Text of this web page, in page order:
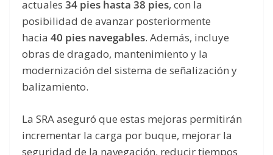
actuales 34 pies hasta 38 pies, con la
posibilidad de avanzar posteriormente
hacia 40 pies navegables. Además, incluye
obras de dragado, mantenimiento y la
modernización del sistema de señalización y
balizamiento.
La SRA aseguró que estas mejoras permitirán
incrementar la carga por buque, mejorar la
seguridad de la navegación, reducir tiempos